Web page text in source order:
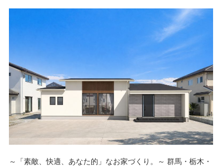
～「素敵、快適、あなた的」なお家づくり。～ 群馬・栃木・